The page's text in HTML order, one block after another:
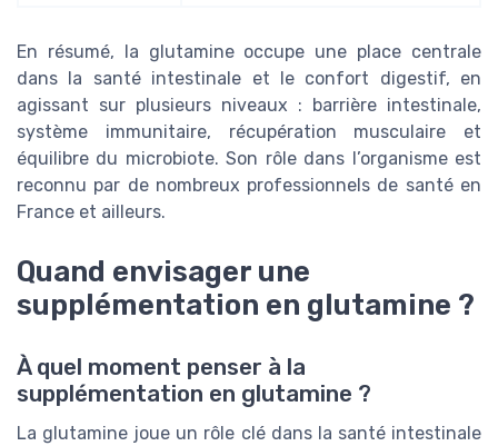
En résumé, la glutamine occupe une place centrale
dans la santé intestinale et le confort digestif, en
agissant sur plusieurs niveaux : barrière intestinale,
système immunitaire, récupération musculaire et
équilibre du microbiote. Son rôle dans l’organisme est
reconnu par de nombreux professionnels de santé en
France et ailleurs.
Quand envisager une
supplémentation en glutamine ?
À quel moment penser à la
supplémentation en glutamine ?
La glutamine joue un rôle clé dans la santé intestinale